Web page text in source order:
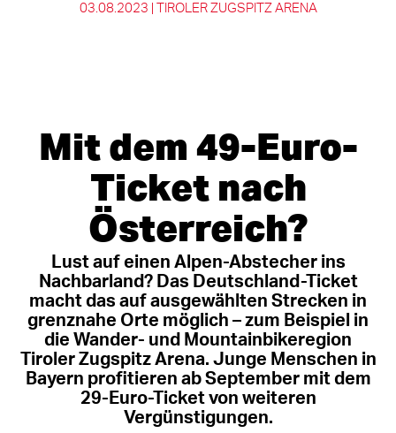
03.08.2023 | TIROLER ZUGSPITZ ARENA
Mit dem 49-Euro-
Ticket nach
Österreich?
Lust auf einen Alpen-Abstecher ins
Nachbarland? Das Deutschland-Ticket
macht das auf ausgewählten Strecken in
grenznahe Orte möglich – zum Beispiel in
die Wander- und Mountainbikeregion
Tiroler Zugspitz Arena. Junge Menschen in
Bayern profitieren ab September mit dem
29-Euro-Ticket von weiteren
Vergünstigungen.